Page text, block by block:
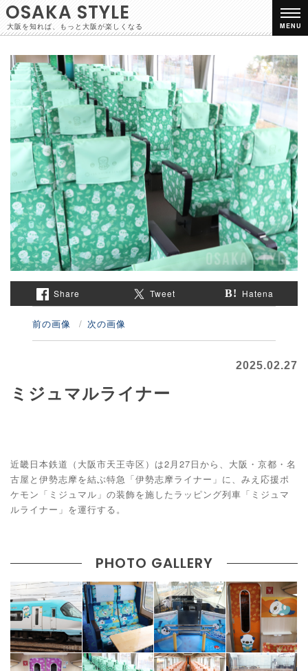
OSAKA STYLE
大阪を知れば、もっと大阪が楽しくなる MENU
Share Tweet Hatena
前の画像 次の画像
2025.02.27
ミジュマルライナー
近畿日本鉄道（大阪市天王寺区）は2月27日から、大阪・京都・名
古屋と伊勢志摩を結ぶ特急「伊勢志摩ライナー」に、みえ応援ポ
ケモン「ミジュマル」の装飾を施したラッピング列車「ミジュマ
ルライナー」を運行する。
PHOTO GALLERY